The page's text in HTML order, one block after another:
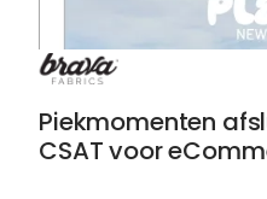
Piekmomenten
CSAT voor